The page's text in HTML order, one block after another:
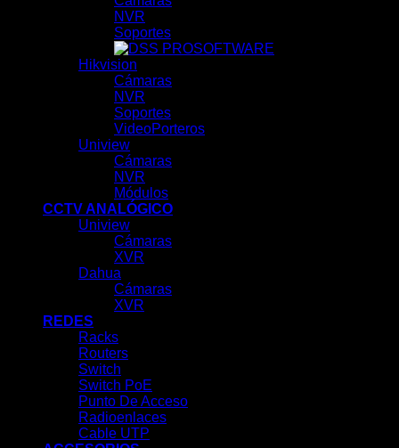
NVR
Soportes
SOFTWARE
Hikvision
Cámaras
NVR
Soportes
VideoPorteros
Uniview
Cámaras
NVR
Módulos
CCTV ANALÓGICO
Uniview
Cámaras
XVR
Dahua
Cámaras
XVR
REDES
Racks
Routers
Switch
Switch PoE
Punto De Acceso
Radioenlaces
Cable UTP